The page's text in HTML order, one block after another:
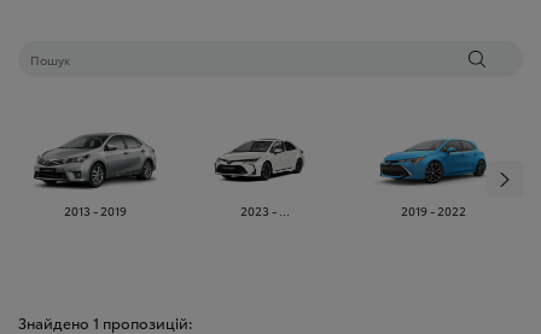
2013 - 2019 2023 - ... 2019 - 2022
Знайдено 1 пропозицій: